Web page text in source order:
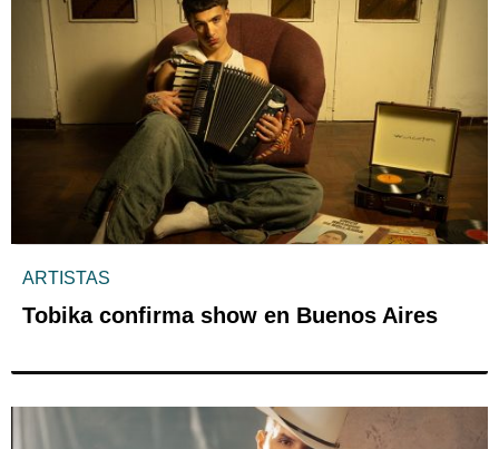
ARTISTAS
Tobika confirma show en Buenos Aires